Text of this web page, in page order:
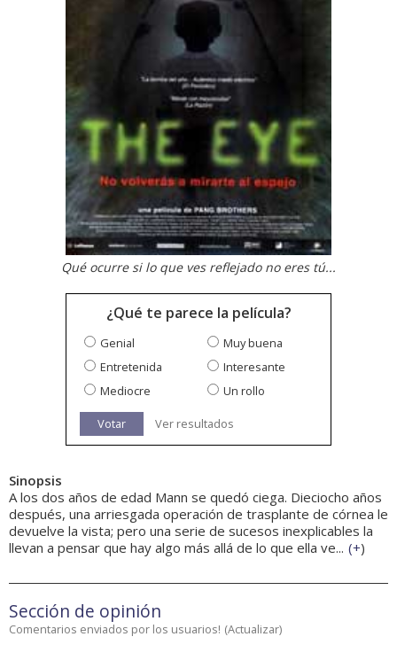
Qué ocurre si lo que ves reflejado no eres tú...
¿Qué te parece la película?
Genial
Muy buena
Entretenida
Interesante
Mediocre
Un rollo
Votar Ver resultados
Sinopsis
A los dos años de edad Mann se quedó ciega. Dieciocho años
después, una arriesgada operación de trasplante de córnea le
devuelve la vista; pero una serie de sucesos inexplicables la
llevan a pensar que hay algo más allá de lo que ella ve... (+)
Sección de opinión
Comentarios enviados por los usuarios! (Actualizar)